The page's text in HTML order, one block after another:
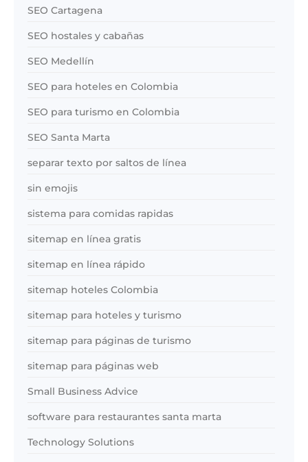
SEO Cartagena
SEO hostales y cabañas
SEO Medellín
SEO para hoteles en Colombia
SEO para turismo en Colombia
SEO Santa Marta
separar texto por saltos de línea
sin emojis
sistema para comidas rapidas
sitemap en línea gratis
sitemap en línea rápido
sitemap hoteles Colombia
sitemap para hoteles y turismo
sitemap para páginas de turismo
sitemap para páginas web
Small Business Advice
software para restaurantes santa marta
Technology Solutions